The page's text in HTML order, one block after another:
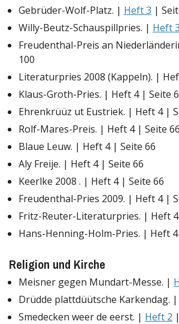
Gebrüder-Wolf-Platz. | Heft 3 |
Willy-Beutz-Schauspillpries. | Heft 3
Freudenthal-Preis an
100
Literaturpries 2008 (Kappeln). |
Klaus-Groth-Pries. | Heft 4 | Seite
Ehrenkrüüz ut Eustriek. | Heft 4 |
Rolf-Mares-Preis. | Heft 4 | Seite 66
Blaue Leuw. | Heft 4 | Seite 66
Aly Freije. | Heft 4 | Seite 66
Keerlke 2008 . | Heft 4 | Seite 66
Freudenthal-Pries 2009. | Heft 4 |
Fritz-Reuter-Literaturpries. | Heft
Hans-Henning-Holm-Pries. | Heft
Religion und Kirche
Meisner gegen Mundart-Messe. |
Drüdde plattdüütsche Karkendag. |
Smedecken weer de eerst. | Heft 2